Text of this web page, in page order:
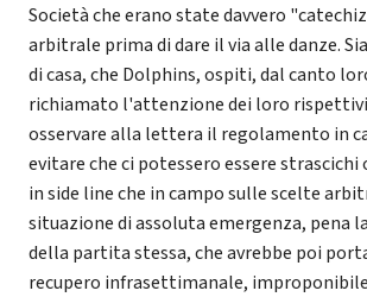
Società che erano state davvero
arbitrale prima di dare il via alle danze.
di casa, che Dolphins, ospiti, dal canto
richiamato l'attenzione dei loro
osservare alla lettera il regolamento in
evitare che ci potessero essere strascichi
in side line che in campo sulle scelte
situazione di assoluta emergenza, pena
della partita stessa, che avrebbe poi
recupero infrasettimanale,